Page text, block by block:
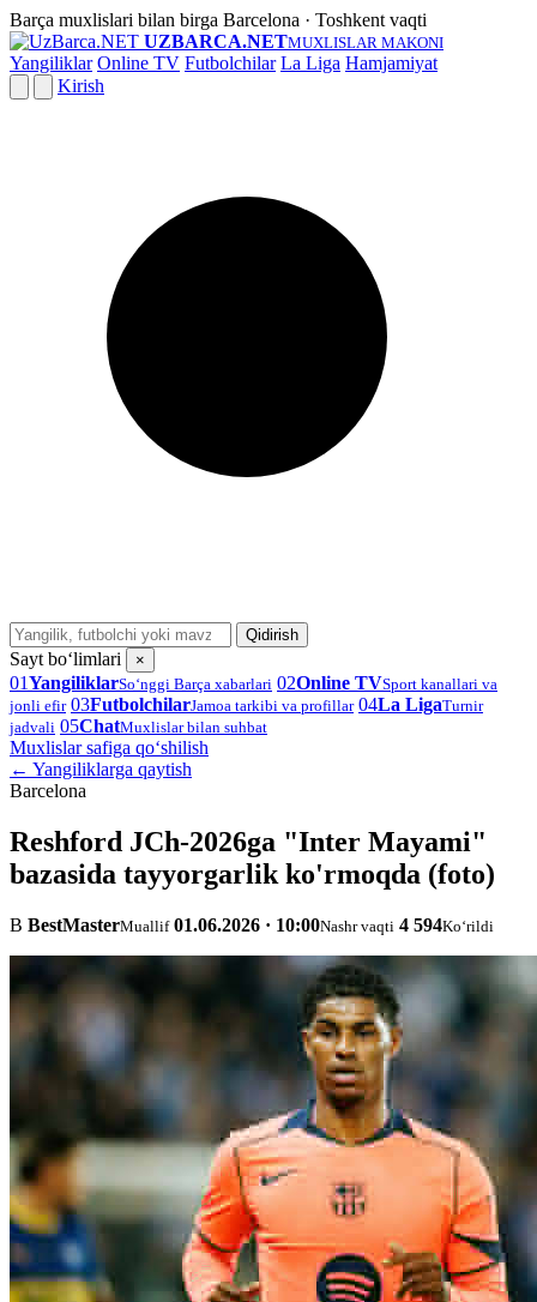
Barça muxlislari bilan birga Barcelona · Toshkent vaqti
UZBARCA.NETMUXLISLAR MAKONI
Yangiliklar Online TV Futbolchilar La Liga Hamjamiyat
Kirish
Qidirish
Sayt bo‘limlari ×
01YangiliklarSo‘nggi Barça xabarlari 02Online TVSport kanallari va
jonli efir 03FutbolchilarJamoa tarkibi va profillar 04La LigaTurnir
jadvali 05ChatMuxlislar bilan suhbat
Muxlislar safiga qo‘shilish
← Yangiliklarga qaytish
Barcelona
Reshford JCh-2026ga "Inter Mayami"
bazasida tayyorgarlik ko'rmoqda (foto)
B BestMasterMuallif 01.06.2026 · 10:00Nashr vaqti 4 594Ko‘rildi